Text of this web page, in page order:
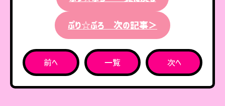
ぷり☆ぶろ 次の記事＞
前へ 一覧 次へ